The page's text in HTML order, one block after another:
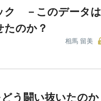
ク －このデータは
たのか？
相馬 留美
う闘い抜いたのか